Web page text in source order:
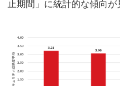
止期間」に統計的な傾向が